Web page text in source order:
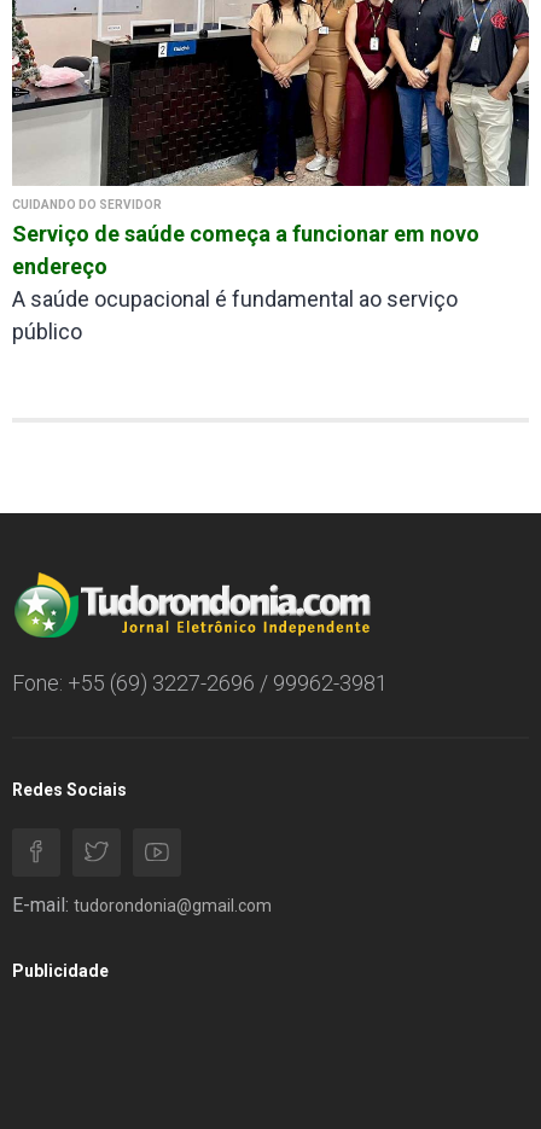
CUIDANDO DO SERVIDOR
Serviço de saúde começa a funcionar em novo
endereço
A saúde ocupacional é fundamental ao serviço
público
Fone: +55 (69) 3227-2696 / 99962-3981
Redes Sociais
E-mail: tudorondonia@gmail.com
Publicidade